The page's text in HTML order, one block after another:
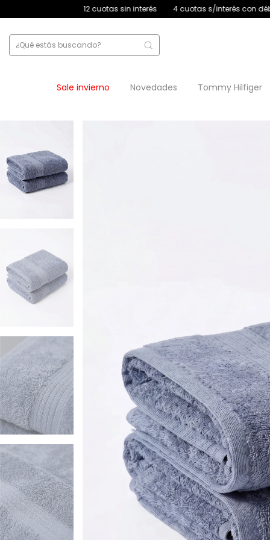
12 cuotas sin interés 4 cuotas s/interés con débito 30% off
Sale invierno Novedades Tommy Hilfiger